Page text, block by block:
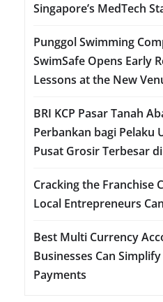
Singapore’s MedTech
Punggol Swimming
SwimSafe Opens Early
Lessons at the New
BRI KCP Pasar Tanah
Perbankan bagi Pelaku
Pusat Grosir Terbesar
Cracking the Franchise
Local Entrepreneurs
Best Multi Currency
Businesses Can
Payments